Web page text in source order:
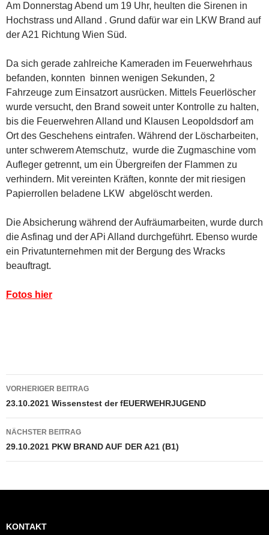
Am Donnerstag Abend um 19 Uhr, heulten die Sirenen in
Hochstrass und Alland . Grund dafür war ein LKW Brand auf
der A21 Richtung Wien Süd.
Da sich gerade zahlreiche Kameraden im Feuerwehrhaus
befanden, konnten binnen wenigen Sekunden, 2
Fahrzeuge zum Einsatzort ausrücken. Mittels Feuerlöscher
wurde versucht, den Brand soweit unter Kontrolle zu halten,
bis die Feuerwehren Alland und Klausen Leopoldsdorf am
Ort des Geschehens eintrafen. Während der Löscharbeiten,
unter schwerem Atemschutz, wurde die Zugmaschine vom
Aufleger getrennt, um ein Übergreifen der Flammen zu
verhindern. Mit vereinten Kräften, konnte der mit riesigen
Papierrollen beladene LKW abgelöscht werden.
Die Absicherung während der Aufräumarbeiten, wurde durch
die Asfinag und der APi Alland durchgeführt. Ebenso wurde
ein Privatunternehmen mit der Bergung des Wracks
beauftragt.
Fotos hier
Beitragsnavigation
VORHERIGER BEITRAG
23.10.2021 Wissenstest der fEUERWEHRJUGEND
NÄCHSTER BEITRAG
29.10.2021 PKW BRAND AUF DER A21 (B1)
KONTAKT